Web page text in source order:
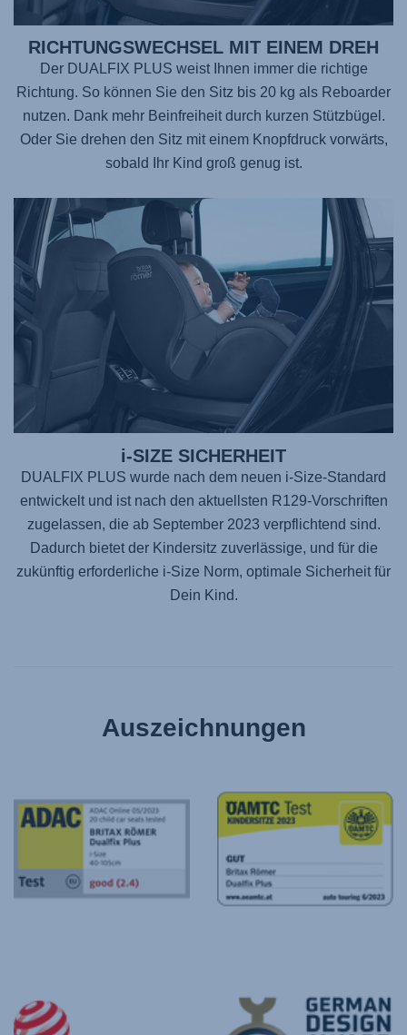
RICHTUNGSWECHSEL MIT EINEM DREH
Der DUALFIX PLUS weist Ihnen immer die richtige
Richtung. So können Sie den Sitz bis 20 kg als Reboarder
nutzen. Dank mehr Beinfreiheit durch kurzen Stützbügel.
Oder Sie drehen den Sitz mit einem Knopfdruck vorwärts,
sobald Ihr Kind groß genug ist.
i-SIZE SICHERHEIT
DUALFIX PLUS wurde nach dem neuen i-Size-Standard
entwickelt und ist nach den aktuellsten R129-Vorschriften
zugelassen, die ab September 2023 verpflichtend sind.
Dadurch bietet der Kindersitz zuverlässige, und für die
zukünftig erforderliche i-Size Norm, optimale Sicherheit für
Dein Kind.
Auszeichnungen